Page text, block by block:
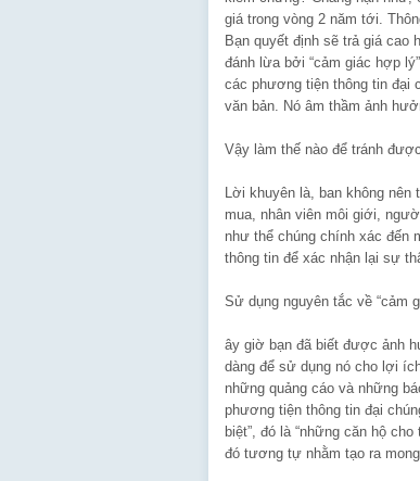
giá trong vòng 2 năm tới.
Bạn quyết định sẽ trả giá cao
đánh lừa bởi “cảm giác hợp
các phương tiện thông tin đại
văn bản. Nó âm thầm ảnh
Vậy làm thế nào để tránh
Lời khuyên là, ban không
mua, nhân viên môi giới,
như thể chúng chính xác đến
thông tin để xác nhận lại sự
Sử dụng nguyên tắc về “cảm
ây giờ bạn đã biết được ảnh
dàng để sử dụng nó cho lợi
những quảng cáo và những
phương tiện thông tin đại
biệt”, đó là “những căn hộ
đó tương tự nhằm tạo ra